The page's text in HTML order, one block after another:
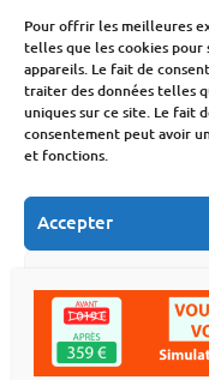
Pour offrir les meilleures
telles que les cookies
appareils. Le fait de
traiter des données telles
uniques sur ce site. Le fait
consentement peut avoir
et fonctions.
Accepter
Voir les préférences
26 Juillet 2026
Économie
Cinéma : la
14,6 % en juin
Fabien Monvoisin
18 Juillet 2026